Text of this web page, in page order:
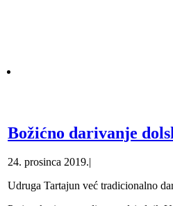
Božićno darivanje
24. prosinca 2019.|
Udruga Tartajun već tradicionalno